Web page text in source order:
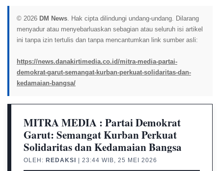
© 2026 DM News. Hak cipta dilindungi undang-undang. Dilarang
menyadur atau menyebarluaskan sebagian atau seluruh isi artikel
ini tanpa izin tertulis dan tanpa mencantumkan link sumber asli:
https://news.danakirtimedia.co.id/mitra-media-partai-
demokrat-garut-semangat-kurban-perkuat-solidaritas-dan-
kedamaian-bangsa/
MITRA MEDIA : Partai Demokrat
Garut: Semangat Kurban Perkuat
Solidaritas dan Kedamaian Bangsa
OLEH: REDAKSI | 23:44 WIB, 25 MEI 2026